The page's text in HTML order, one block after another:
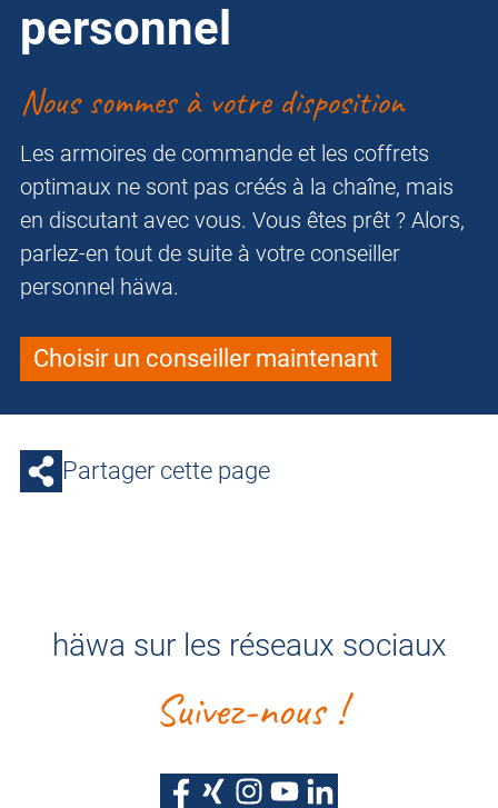
personnel
Nous sommes à votre disposition
Les armoires de commande et les coffrets
optimaux ne sont pas créés à la chaîne, mais
en discutant avec vous. Vous êtes prêt ? Alors,
parlez-en tout de suite à votre conseiller
personnel häwa.
Choisir un conseiller maintenant
Partager cette page
häwa sur les réseaux sociaux
Suivez-nous !